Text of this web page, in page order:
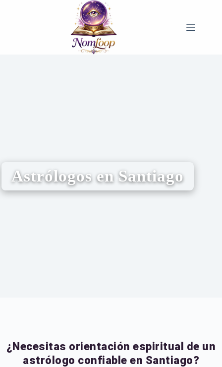
Astrólogos en Santiago
¿Necesitas orientación espiritual de un
astrólogo confiable en Santiago?